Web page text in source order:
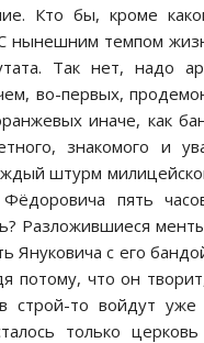
Кто бы, кроме
нынешним темпом
Так нет, надо
во-первых,
иначе, как
знакомого и
штурм
Фёдоровича пять
Разложившиеся
Януковича с его
потому, что он
то войдут
только церковь